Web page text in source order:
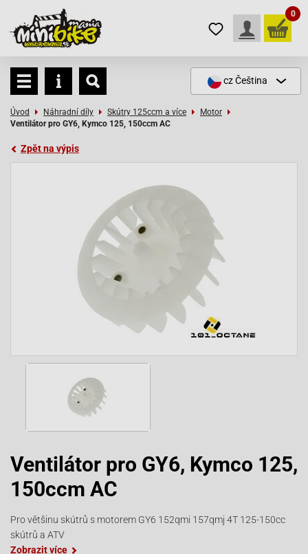
0
czČeština
Úvod Náhradní díly Skútry 125ccm a více
Motor
Ventilátor pro GY6, Kymco 125, 150ccm AC
Zpět na výpis
Ventilátor pro GY6, Kymco 125,
150ccm AC
Pro většinu skútrů s motorem GY6 152qmi 157qmj 4T 125-150cc
skútrů a ATV
Zobrazit více